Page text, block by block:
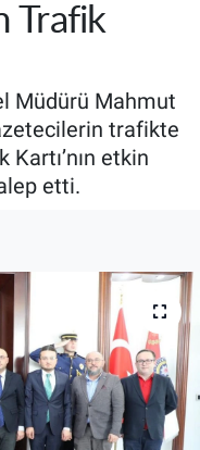
Trafik
Müdürü Mahmut
trafikte
etkin
etti.